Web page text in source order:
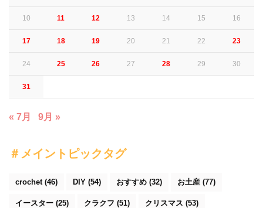
10 11 12 13 14 15 16
17 18 19 20 21 22 23
24 25 26 27 28 29 30
31
« 7月 9月 »
＃メイントピックタグ
crochet (46) DIY (54) おすすめ (32) お土産 (77)
イースター (25) クラクフ (51) クリスマス (53)